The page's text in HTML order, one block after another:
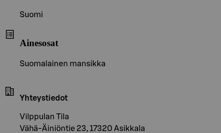
Suomi
Ainesosat
Suomalainen mansikka
Yhteystiedot
Vilppulan Tila
Vähä-Äiniöntie 23, 17320 Asikkala